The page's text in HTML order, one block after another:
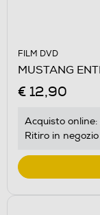
FILM DVD
MUSTANG
€ 12,90
Acquisto online:
Ritiro in